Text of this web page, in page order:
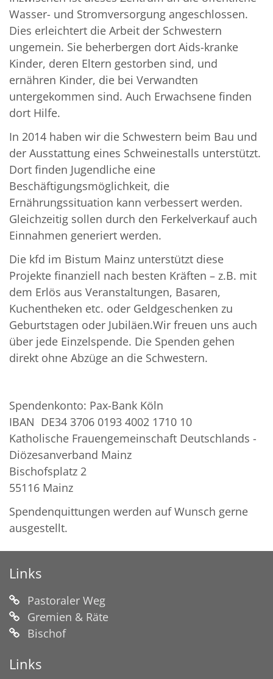
Wasser- und Stromversorgung angeschlossen.
Dies erleichtert die Arbeit der Schwestern
ungemein. Sie beherbergen dort Aids-kranke
Kinder, deren Eltern gestorben sind, und
ernähren Kinder, die bei Verwandten
untergekommen sind. Auch Erwachsene finden
dort Hilfe.
In 2014 haben wir die Schwestern beim Bau und
der Ausstattung eines Schweinestalls unterstützt.
Dort finden Jugendliche eine
Beschäftigungsmöglichkeit, die
Ernährungssituation kann verbessert werden.
Gleichzeitig sollen durch den Ferkelverkauf auch
Einnahmen generiert werden.
Die kfd im Bistum Mainz unterstützt diese
Projekte finanziell nach besten Kräften – z.B. mit
dem Erlös aus Veranstaltungen, Basaren,
Kuchentheken etc. oder Geldgeschenken zu
Geburtstagen oder Jubiläen.Wir freuen uns auch
über jede Einzelspende. Die Spenden gehen
direkt ohne Abzüge an die Schwestern.
Spendenkonto: Pax-Bank Köln
IBAN DE34 3706 0193 4002 1710 10
Katholische Frauengemeinschaft Deutschlands -
Diözesanverband Mainz
Bischofsplatz 2
55116 Mainz
Spendenquittungen werden auf Wunsch gerne
ausgestellt.
Links
Pastoraler Weg
Gremien & Räte
Bischof
Links